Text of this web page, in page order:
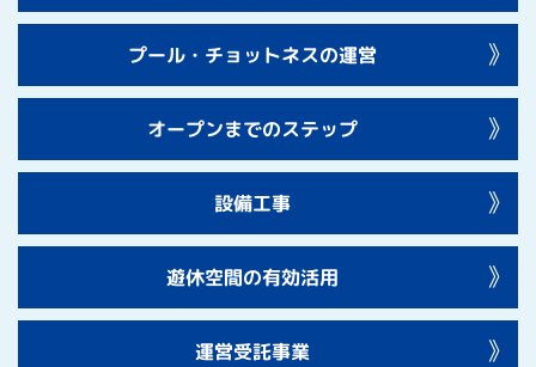
プール・チョットネスの運営
オープンまでのステップ
設備工事
遊休空間の有効活用
運営受託事業